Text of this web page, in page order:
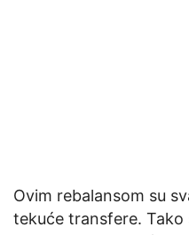
Ovim rebalansom su
tekuće transfere. Tako